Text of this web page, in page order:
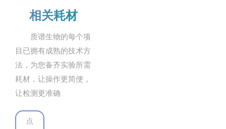
相关耗材
质谱生物的每个项
目已拥有成熟的技术方
法，为您备齐实验所需
耗材，让操作更简便，
让检测更准确
点